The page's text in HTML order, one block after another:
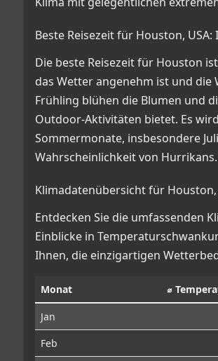
Beste Reisezeit für Houston,
Die beste Reisezeit für Houston
das Wetter angenehm ist und
Frühling blühen die Blumen und
Outdoor-Aktivitäten bietet. Es
Sommermonate, insbesondere
Wahrscheinlichkeit von Hurrikans.
Klimadatenübersicht für Houston,
Entdecken Sie die umfassenden
Einblicke in
Ihnen, die einzigartigen
Monat ⌀
Jan
Feb